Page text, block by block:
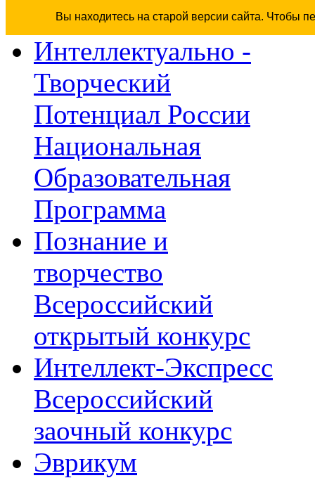
Вы находитесь на старой версии сайта. Чтобы
Интеллектуально -
Творческий
Потенциал России
Национальная
Образовательная
Программа
Познание и
творчество
Всероссийский
открытый конкурс
Интеллект-Экспресс
Всероссийский
заочный конкурс
Эврикум